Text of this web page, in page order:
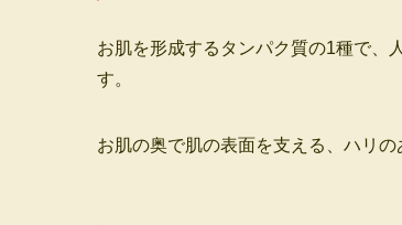
お肌を形成するタンパク質の1種で、
す。
お肌の奥で肌の表面を支える、ハリ